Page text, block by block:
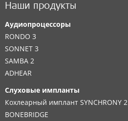
Наши продукты
Аудиопроцессоры
RONDO 3
SONNET 3
SAMBA 2
ADHEAR
Слуховые импланты
Кохлеарный имплант SYNCHRONY 2
BONEBRIDGE